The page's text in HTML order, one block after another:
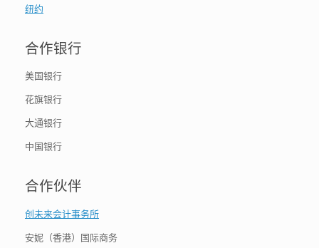
纽约
合作银行
美国银行
花旗银行
大通银行
中国银行
合作伙伴
创未来会计事务所
安妮（香港）国际商务